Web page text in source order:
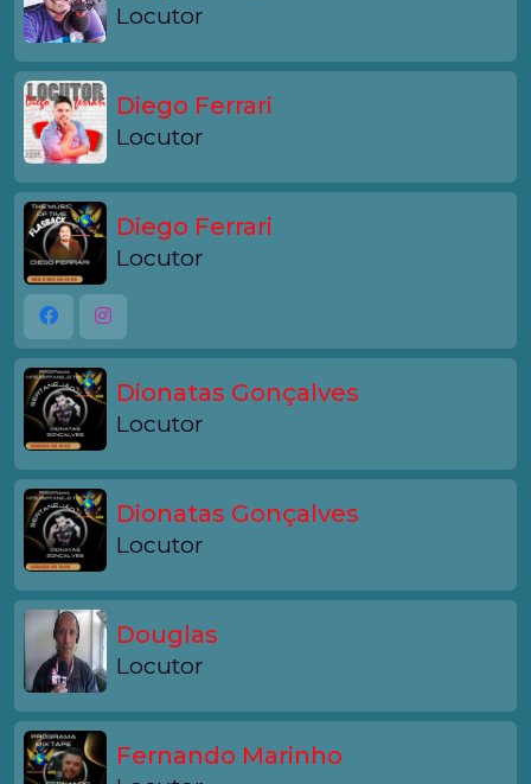
Locutor
Diego Ferrari
Locutor
Diego Ferrari
Locutor
Dionatas Gonçalves
Locutor
Dionatas Gonçalves
Locutor
Douglas
Locutor
Fernando Marinho